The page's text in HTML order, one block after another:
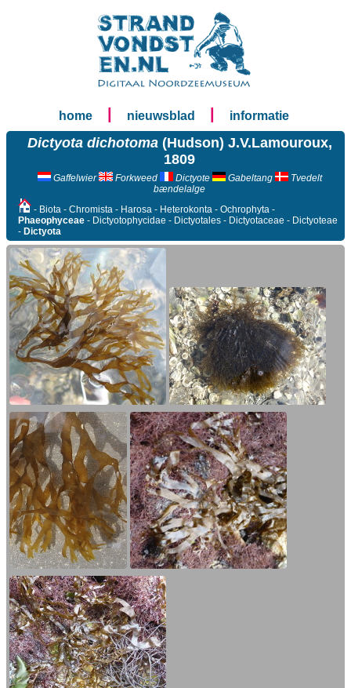
home nieuwsblad informatie
Dictyota dichotoma(Hudson) J.V.Lamouroux,
1809
Gaffelwier Forkweed Dictyote Gabeltang
Tvedelt
bændelalge
- Biota - Chromista - Harosa - Heterokonta - Ochrophyta -
Phaeophyceae - Dictyotophycidae - Dictyotales - Dictyotaceae - Dictyoteae
- Dictyota